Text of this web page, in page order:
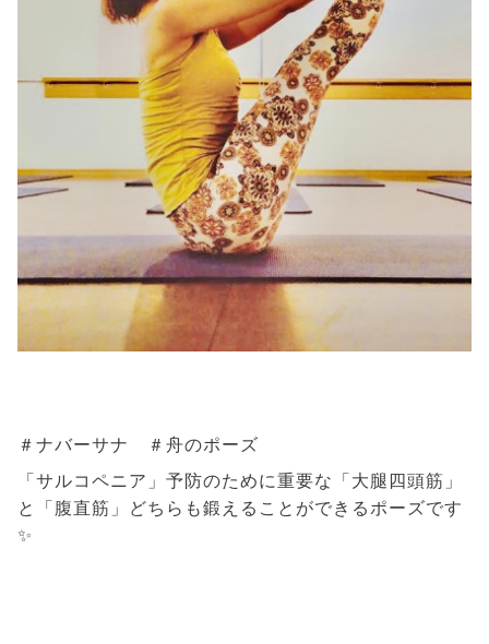
＃ナバーサナ ＃舟のポーズ
「サルコペニア」予防のために重要な「大腿四頭筋」
と「腹直筋」どちらも鍛えることができるポーズです
✨